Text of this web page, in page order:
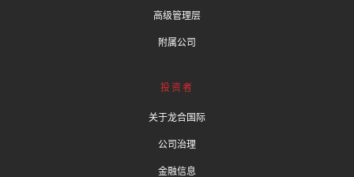
高级管理层
附属公司
投资者
关于龙合国际
公司治理
金融信息